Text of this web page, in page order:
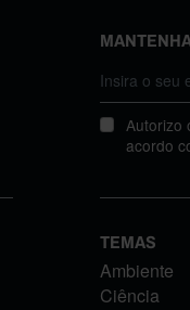
Autorizo
acordo
TEMAS
Ambiente
Ciência